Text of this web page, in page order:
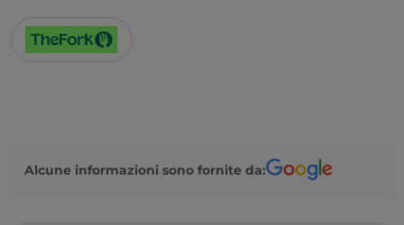
Alcune informazioni sono fornite da: